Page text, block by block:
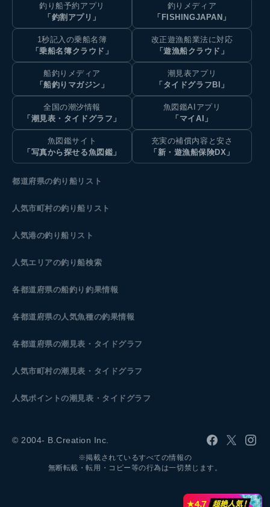
釣り船予約アプリ
「釣割アプリ」
釣りメディア
「FISHINGJAPAN」
1秒記入の乗船名簿
「乗船名簿クラウド」
改正遊漁船業法に対応
「遊漁船クラウド」
船釣りメディア
「船釣りマガジン」
潮見表アプリ
「タイドグラフBI」
全国の潮汐情報
「潮見表・タイドグラフ」
魚図鑑AIアプリ
「マイAI」
魚図鑑サイト
「写真から探せる魚図鑑」
充実の補償内容と安さ
「新・遊漁船保険DX」
都道府県の釣り船リスト
人気市町村の釣り船リスト
人気港の釣り船リスト
人気エリアの釣り船検索
各都道府県の船釣り釣果情報
各都道府県の人気魚種の釣果情報
各都道府県の潮見表 ・タイドグラフ
人気市町村の潮見表・タイドグラフ
人気ポイントの潮見表・タイドグラフ
© 2004- B.Creation Inc.
※掲載されているすべての情報の
無断転載・転用・コピー等の行為は一切禁じます。